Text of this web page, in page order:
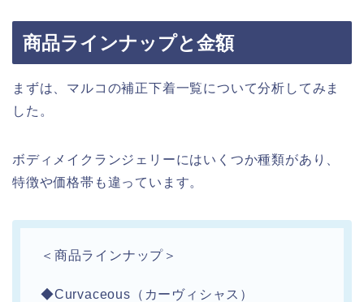
商品ラインナップと金額
まずは、マルコの補正下着一覧について分析してみま
した。
ボディメイクランジェリーにはいくつか種類があり、
特徴や価格帯も違っています。
＜商品ラインナップ＞
◆Curvaceous（カーヴィシャス）